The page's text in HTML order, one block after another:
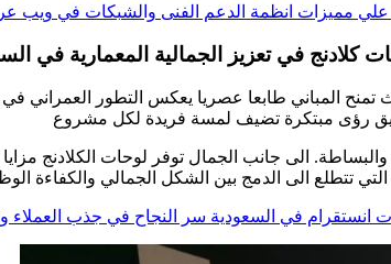
علي مميزات انظمة الدعم الفنى والشبكات في ويب
كلادنج في تعزيز الجمالية المعمارية في
المباني طابعا عصريا يعكس التطور العمراني في
رؤى مبتكرة تضيف لمسة فريدة لكل مشروع
الى جانب الجمال توفر لوحات الكلادنج
تتطلع الى الدمج بين الشكل الجمالي والكفاءة
انستقرام في السعودية سر النجاح في جذب العملاء